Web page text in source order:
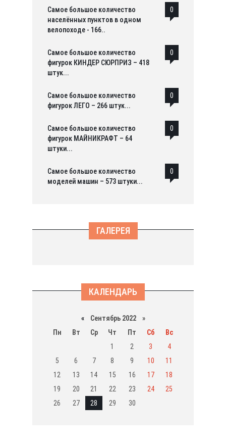
0
Самое большое количество
населённых пунктов в одном
велопоходе - 166..
0
Самое большое количество
фигурок КИНДЕР СЮРПРИЗ – 418
штук...
0
Самое большое количество
фигурок ЛЕГО – 266 штук...
0
Самое большое количество
фигурок МАЙНИКРАФТ – 64
штуки...
0
Самое большое количество
моделей машин – 573 штуки...
ГАЛЕРЕЯ
КАЛЕНДАРЬ
«Сентябрь 2022 »
Пн
Вт Ср Чт Пт Сб
Вс
1
2 3
4
5
6 7 8 9 10
11
12
13 14 15 16 17
18
19
20 21 22 23 24
25
26
27 28 29 30